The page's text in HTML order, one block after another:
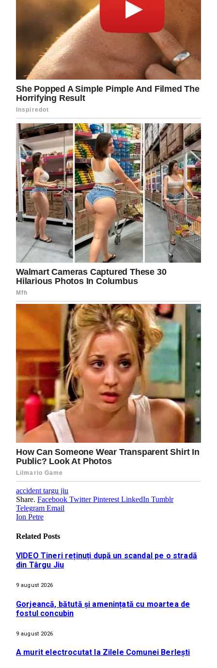
accident targu jiu
Share. Facebook Twitter Pinterest LinkedIn Tumblr
Telegram Email
Ion Petre
Related Posts
VIDEO Tineri reținuți după un scandal pe o stradă
din Târgu Jiu
9 august 2026
Gorjeancă, bătută și amenințată cu moartea de
fostul concubin
9 august 2026
A murit electrocutat la Zilele Comunei Berlești